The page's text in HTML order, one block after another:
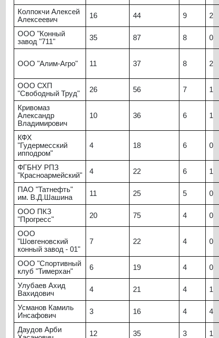
Колпокчи Алексей
Алексеевич
16 44 9 2
ООО "Конный
завод "711"
35 87 8 0
ООО "Алим-Агро" 11 37 8 2
ООО СХП
"Свободный Труд"
26 56 7 1
Кривомаз
Александр
Владимирович
10 36 6 1
КФХ
"Гудермесский
ипподром"
4 18 6 0
ФГБНУ РПЗ
"Красноармейский"
4 22 6 1
ПАО "Татнефть"
им. В.Д.Шашина
11 25 5 0
ООО ПКЗ
"Прогресс"
20 75 4 0
ООО
"Шовгеновский
конный завод - 01"
7 22 4 0
ООО "Спортивный
клуб "Тимерхан"
6 19 4 0
Улубаев Ахид
Вахидович
4 21 4 1
Усманов Камиль
Инсафович
3 16 4 4
Даудов Арби
12 35 3 1